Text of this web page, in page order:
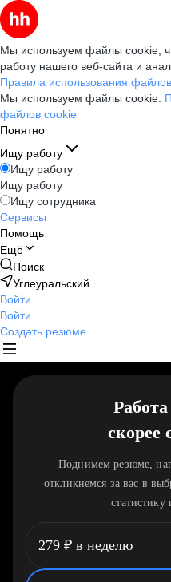
Мы используем файлы cookie,
работу нашего веб-сайта и
Правила использования
Мы используем файлы cookie.
файлов cookie
Понятно
Ищу работу
Ищу работу
Ищу работу
Ищу сотрудника
Сервисы
Помощь
Ещё
Поиск
Углеуральский
Войти
Войти
Создать резюме
скорее
Поднимем резюме,
откликнемся за вас в
статистику
279 ₽ в неделю